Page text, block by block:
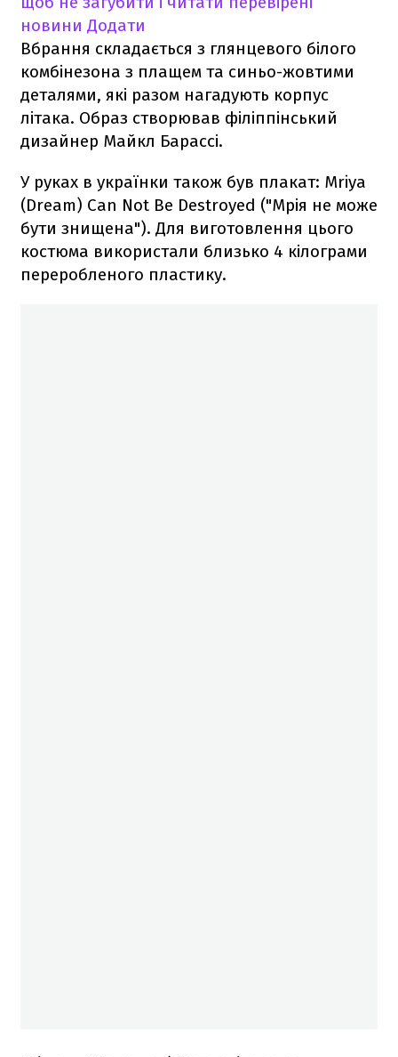
новини Додати
Вбрання складається з глянцевого білого
комбінезона з плащем та синьо-жовтими
деталями, які разом нагадують корпус
літака. Образ створював філіппінський
дизайнер Майкл Барассі.
У руках в українки також був плакат: Mriya
(Dream) Can Not Be Destroyed ("Мрія не може
бути знищена"). Для виготовлення цього
костюма використали близько 4 кілограми
переробленого пластику.